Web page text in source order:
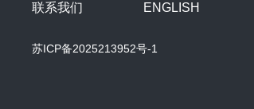
联系我们 ENGLISH
苏ICP备2025213952号-1